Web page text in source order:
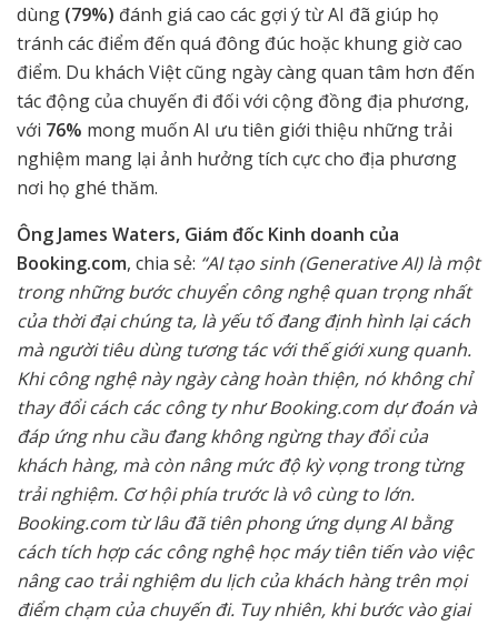
dùng (79%) đánh giá cao các gợi ý từ AI đã giúp họ
tránh các điểm đến quá đông đúc hoặc khung giờ cao
điểm. Du khách Việt cũng ngày càng quan tâm hơn đến
tác động của chuyến đi đối với cộng đồng địa phương,
với 76% mong muốn AI ưu tiên giới thiệu những trải
nghiệm mang lại ảnh hưởng tích cực cho địa phương
nơi họ ghé thăm.
Ông James Waters, Giám đốc Kinh doanh của
Booking.com, chia sẻ: “AI tạo sinh (Generative AI) là một
trong những bước chuyển công nghệ quan trọng nhất
của thời đại chúng ta, là yếu tố đang định hình lại cách
mà người tiêu dùng tương tác với thế giới xung quanh.
Khi công nghệ này ngày càng hoàn thiện, nó không chỉ
thay đổi cách các công ty như Booking.com dự đoán và
đáp ứng nhu cầu đang không ngừng thay đổi của
khách hàng, mà còn nâng mức độ kỳ vọng trong từng
trải nghiệm. Cơ hội phía trước là vô cùng to lớn.
Booking.com từ lâu đã tiên phong ứng dụng AI bằng
cách tích hợp các công nghệ học máy tiên tiến vào việc
nâng cao trải nghiệm du lịch của khách hàng trên mọi
điểm chạm của chuyến đi. Tuy nhiên, khi bước vào giai